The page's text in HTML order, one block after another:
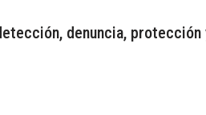
denuncia,